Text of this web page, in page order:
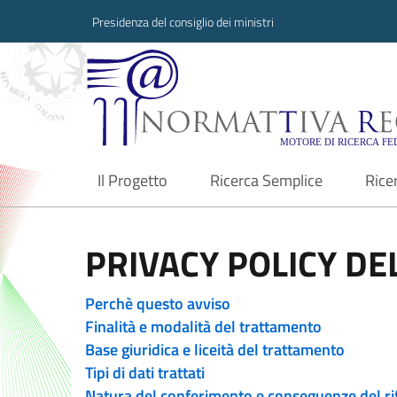
Presidenza del consiglio dei ministri
Normattiva
Il Progetto
current Ricerca Semplice
PRIVACY POLICY
Perchè questo avviso
Finalità e modalità del trattamento
Base giuridica e liceità del trattamento
Tipi di dati trattati